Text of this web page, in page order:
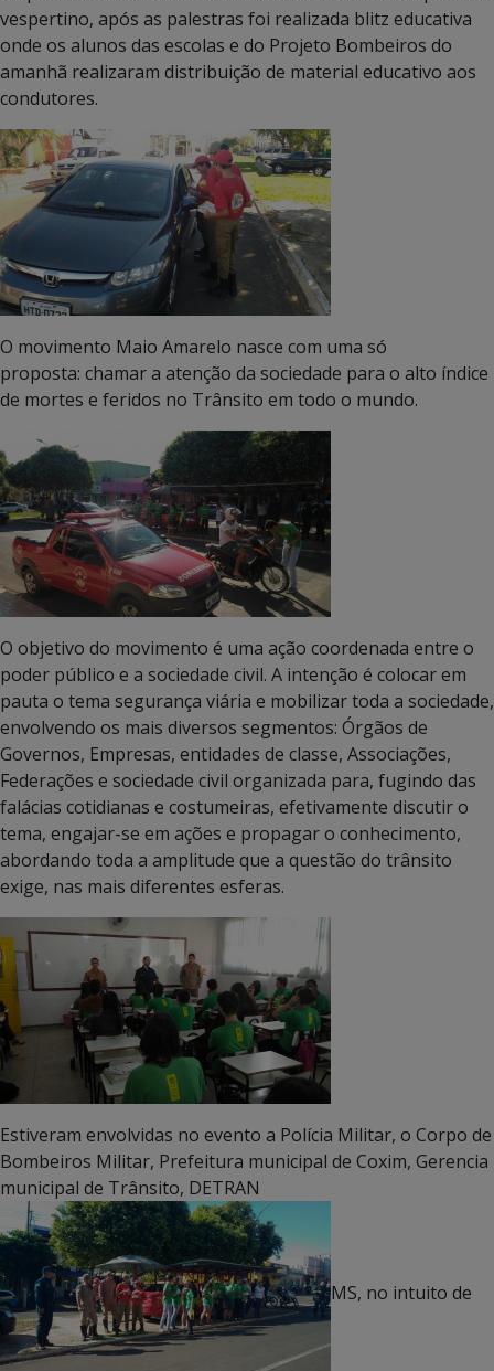
vespertino, após as palestras foi realizada blitz educativa
onde os alunos das escolas e do Projeto Bombeiros do
amanhã realizaram distribuição de material educativo aos
condutores.
O movimento Maio Amarelo nasce com uma só
proposta: chamar a atenção da sociedade para o alto índice
de mortes e feridos no Trânsito em todo o mundo.
O objetivo do movimento é uma ação coordenada entre o
poder público e a sociedade civil. A intenção é colocar em
pauta o tema segurança viária e mobilizar toda a sociedade,
envolvendo os mais diversos segmentos: Órgãos de
Governos, Empresas, entidades de classe, Associações,
Federações e sociedade civil organizada para, fugindo das
falácias cotidianas e costumeiras, efetivamente discutir o
tema, engajar-se em ações e propagar o conhecimento,
abordando toda a amplitude que a questão do trânsito
exige, nas mais diferentes esferas.
Estiveram envolvidas no evento a Polícia Militar, o Corpo de
Bombeiros Militar, Prefeitura municipal de Coxim, Gerencia
municipal de Trânsito, DETRAN
MS, no intuito de